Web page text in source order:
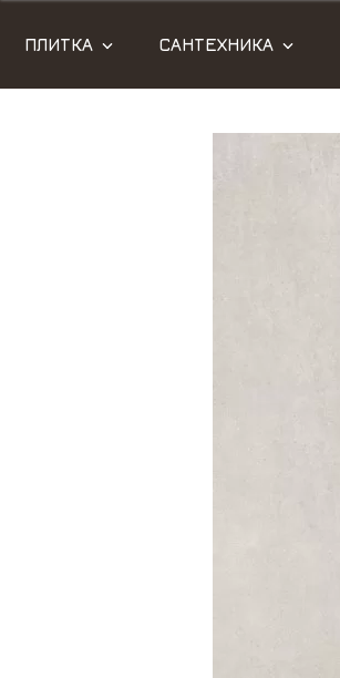
ПЛИТКА САНТЕХНИКА